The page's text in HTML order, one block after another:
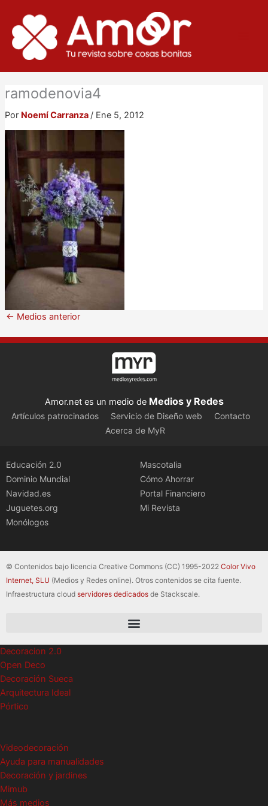
contenido
ramodenovia4
Por Noemí Carranza / Ene 5, 2012
← Medios anterior
Amor.net es un medio de Medios y Redes
Artículos patrocinados Servicio de Diseño web
Contacto
Acerca de MyR
Educación 2.0
Dominio Mundial
Navidad.es
Juguetes.org
Monólogos
Mascotalia
Cómo Ahorrar
Portal Financiero
Mi Revista
© Contenidos bajo licencia Creative Commons (CC) 1995-2022 Color Vivo
Internet, SLU (Medios y Redes online). Otros contenidos se cita fuente.
Infraestructura cloud servidores dedicados de Stackscale.
Decoracion 2.0
Open Deco
Decoración Sueca
Arquitectura Ideal
Pórtico
Videodecoración
Ayuda para manualidades
Decoración y jardines
Mimub
Más medios